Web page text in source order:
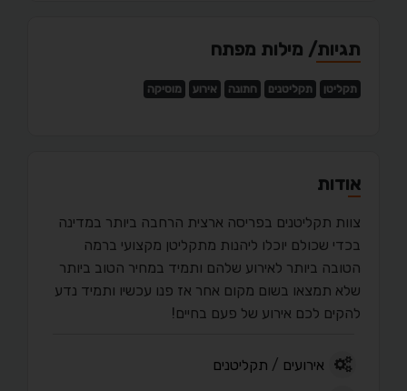
תגיות/ מילות מפתח
תקליטן תקליטנים חתונה אירוע מוסיקה
אודות
צוות תקליטנים בפריסה ארצית הרחבה ביותר במדינה
בכדי שכולם יוכלו ליהנות מתקליטן מקצועי ברמה
הטובה ביותר לאירוע שלהם ותמיד במחיר הטוב ביותר
שלא תמצאו בשום מקום אחר אז פנו עכשיו ותמיד נדע
להקים לכם אירוע של פעם בחיים!
אירועים / תקליטנים